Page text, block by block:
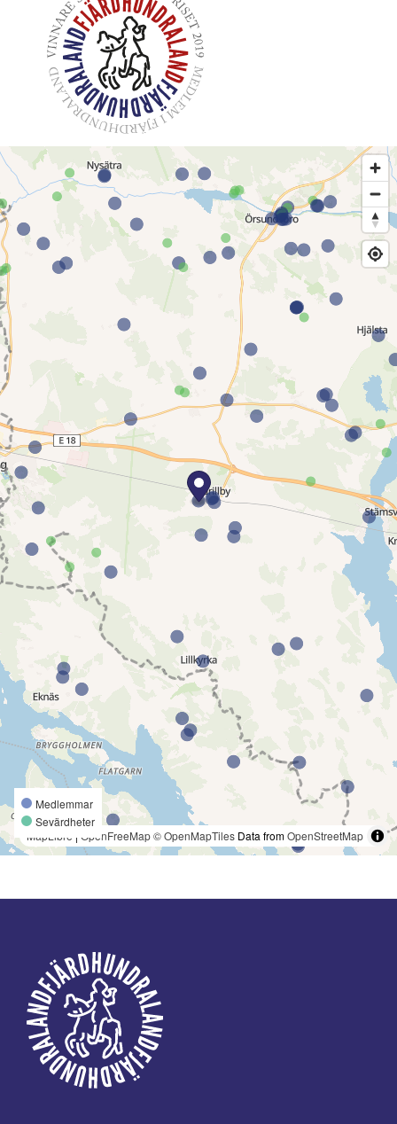
Medlemmar
Sevärdheter
MapLibre | OpenFreeMap© OpenMapTiles Data fromOpenStreetMap
Footer